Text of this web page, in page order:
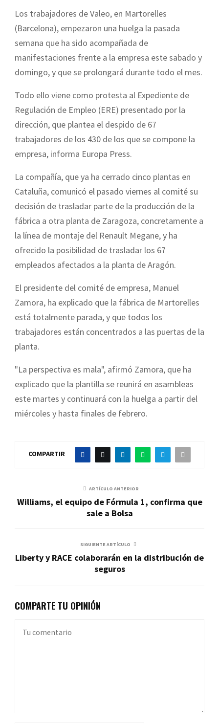
Los trabajadores de Valeo, en Martorelles
(Barcelona), empezaron una huelga la pasada
semana que ha sido acompañada de
manifestaciones frente a la empresa este sabado y
domingo, y que se prolongará durante todo el mes.
Todo ello viene como protesta al Expediente de
Regulación de Empleo (ERE) presentado por la
dirección, que plantea el despido de 67
trabajadores de los 430 de los que se compone la
empresa, informa Europa Press.
La compañía, que ya ha cerrado cinco plantas en
Cataluña, comunicó el pasado viernes al comité su
decisión de trasladar parte de la producción de la
fábrica a otra planta de Zaragoza, concretamente a
la línea de montaje del Renault Megane, y ha
ofrecido la posibilidad de trasladar los 67
empleados afectados a la planta de Aragón.
El presidente del comité de empresa, Manuel
Zamora, ha explicado que la fábrica de Martorelles
está totalmente parada, y que todos los
trabajadores están concentrados a las puertas de la
planta.
"La perspectiva es mala", afirmó Zamora, que ha
explicado que la plantilla se reunirá en asambleas
este martes y continuará con la huelga a partir del
miércoles y hasta finales de febrero.
COMPARTIR
ARTÍCULO ANTERIOR
Williams, el equipo de Fórmula 1, confirma que
sale a Bolsa
SIGUIENTE ARTÍCULO
Liberty y RACE colaborarán en la distribución de
seguros
COMPARTE TU OPINIÓN